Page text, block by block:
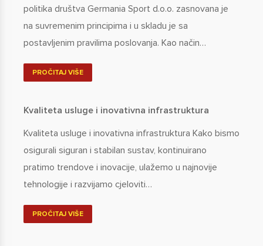
politika društva Germania Sport d.o.o. zasnovana je
na suvremenim principima i u skladu je sa
postavljenim pravilima poslovanja. Kao način…
PROČITAJ VIŠE
Kvaliteta usluge i inovativna infrastruktura
Kvaliteta usluge i inovativna infrastruktura Kako bismo
osigurali siguran i stabilan sustav, kontinuirano
pratimo trendove i inovacije, ulažemo u najnovije
tehnologije i razvijamo cjeloviti…
PROČITAJ VIŠE